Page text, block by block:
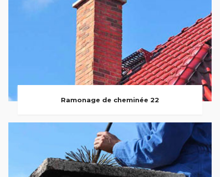
Ramonage de cheminée 22